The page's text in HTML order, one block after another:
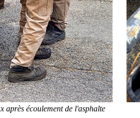
après écoulement de l'asphalte